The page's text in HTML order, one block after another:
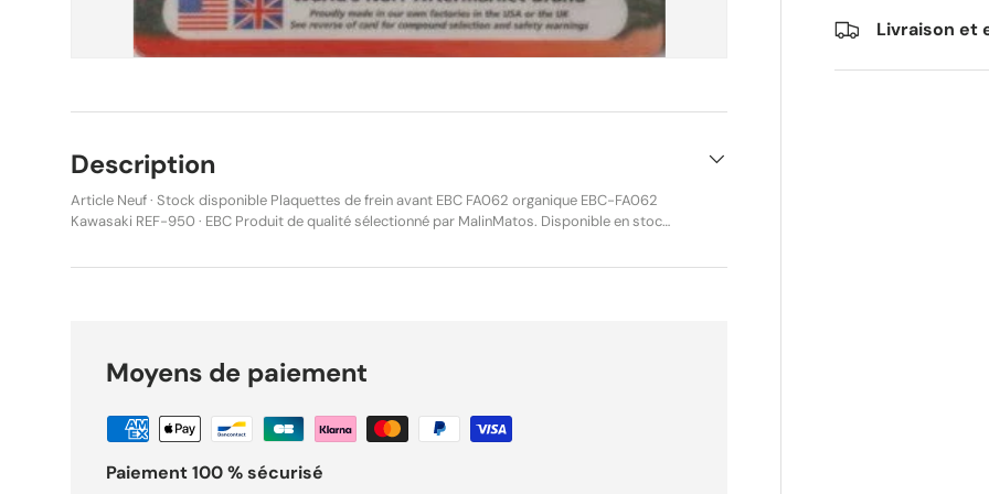
Livraison et
Description
Article Neuf · Stock disponible Plaquettes de frein avant EBC FA062 organique EBC-FA062
Kawasaki REF-950 · EBC Produit de qualité sélectionné par MalinMatos. Disponible en stock,
conçues pour une utilisation route, tourisme et urbaine. Elles offrent un freinage doux,
pour un usage routier quotidien, avec un excellent ressenti au levier et un fonctionnement
Position : Avant Faible usure des disques Freinage progressif et confortable
(montage avant) Kawasaki Z 1000 ST : 1979, 1980 Z 1300 A : 1979, 1980, 1981, 1982, 1983 Z /
Moyens de paiement
Paiement 100 % sécurisé